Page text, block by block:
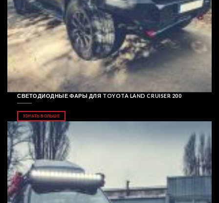
СВЕТОДИОДНЫЕ ФАРЫ ДЛЯ TOYOTA LAND CRUISER 200
УЗНАТЬ БОЛЬШЕ